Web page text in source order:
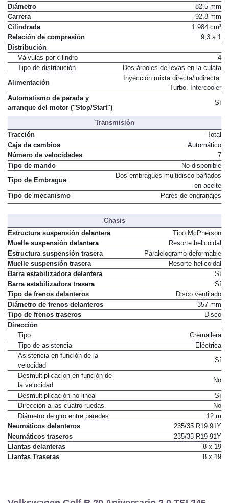
Material de la culata
Aluminio
Diámetro
82,5 mm
Carrera
92,8 mm
Cilindrada
1.984 cm³
Relación de compresión
Distribución
Válvulas por cilindro
4
Dos árboles de levas en la culata
Alimentación
Inyección mixta directa/indirecta.
Automatismo de parada y
Transmisión
Tracción
Total
Caja de cambios
Automático
Número de velocidades
7
No disponible
Tipo de Embrague
Dos embragues multidisco bañados
en aceite
Tipo de mecanismo
Pares de engranajes
Chasis
Estructura suspensión delantera
Tipo McPherson
Muelle suspensión delantera
Resorte helicoidal
Estructura suspensión trasera
Paralelogramo deformable
Muelle suspensión trasera
Resorte helicoidal
Barra estabilizadora delantera
Sí
Barra estabilizadora trasera
Sí
Tipo de frenos delanteros
Disco ventilado
Diámetro de frenos delanteros
357 mm
Tipo de frenos traseros
Dirección
Tipo
Cremallera
Tipo de asistencia
Asistencia en función de la
velocidad
Sí
Desmultiplicacion en función de
la velocidad
No
Desmultiplicación no lineal
Sí
Dirección a las cuatro ruedas
No
Diámetro de giro entre paredes
12 m
Neumáticos delanteros
235/35 R19 91Y
Neumáticos traseros
235/35 R19 91Y
Llantas delanteras
8 x 19